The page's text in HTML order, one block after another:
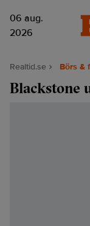
06 aug.
2026
Realtid.se Börs &
Blackstone